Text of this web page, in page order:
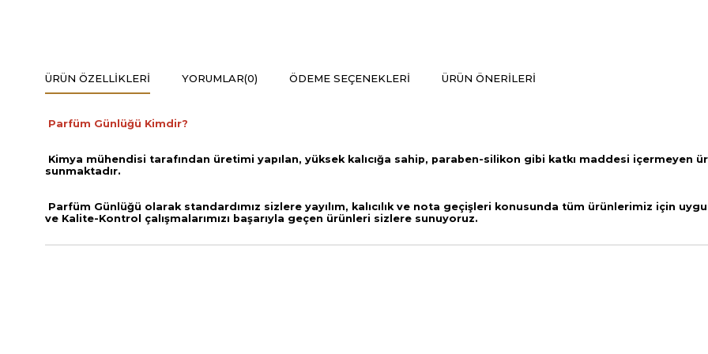
ÜRÜN ÖZELLIKLERI YORUMLAR(0) ÖDEME SEÇENEKLERI ÜRÜN ÖNERILERI
Parfüm Günlüğü Kimdir?
Kimya mühendisi tarafından üretimi yapılan, yüksek kalıcığa sahip, paraben-silikon gibi katkı maddesi içermeyen
sunmaktadır.
Parfüm Günlüğü olarak standardımız sizlere yayılım, kalıcılık ve nota geçişleri konusunda tüm ürünlerimiz için
ve Kalite-Kontrol çalışmalarımızı başarıyla geçen ürünleri sizlere sunuyoruz.